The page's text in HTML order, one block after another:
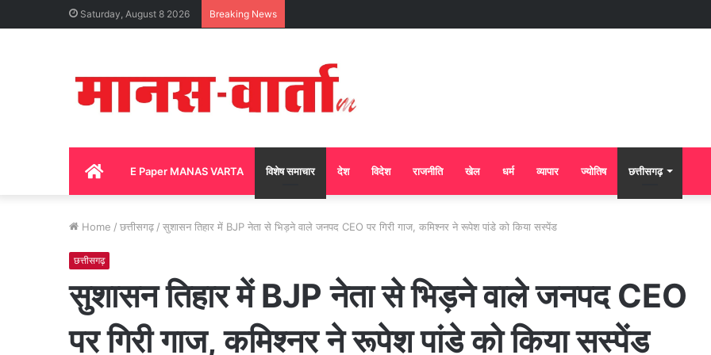
Saturday, August 8 2026 Breaking News
HomeE Paper MANAS VARTA विशेष समाचार देश विदेश राजनीति खेल धर्म व्यापार ज्योतिष छत्तीसगढ़
Home / छत्तीसगढ़ / सुशासन तिहार में BJP नेता से भिड़ने वाले जनपद CEO पर गिरी गाज, कमिश्नर ने रूपेश पांडे को किया सस्पेंड
छत्तीसगढ़
सुशासन तिहार में BJP नेता से भिड़ने वाले जनपद CEO
पर गिरी गाज, कमिश्नर ने रूपेश पांडे को किया सस्पेंड